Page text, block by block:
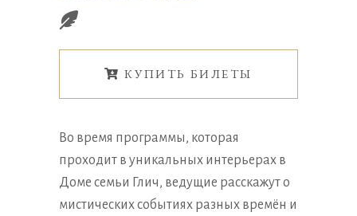
КУПИТЬ БИЛЕТЫ
Во время программы, которая
проходит в уникальных интерьерах в
Доме семьи Глич, ведущие расскажут о
мистических событиях разных времён и